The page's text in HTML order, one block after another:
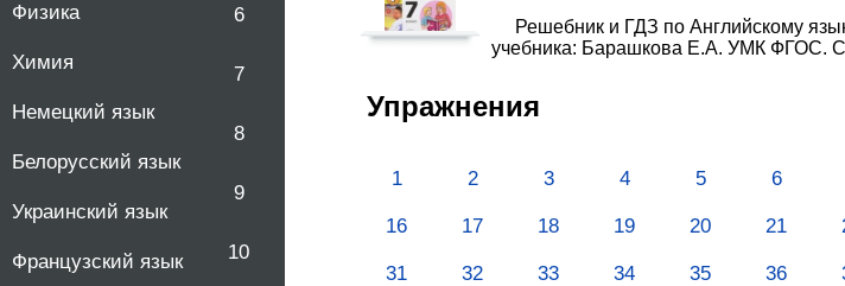
Физика
Химия
Немецкий язык
Белорусский язык
Украинский язык
Французский язык
6
7
8
9
10
Решебник и ГДЗ по Английскому
учебника: Барашкова Е.А. УМК ФГОС.
Упражнения
1 2 3 4 5 6
16 17 18 19 20 21
31 32 33 34 35 36